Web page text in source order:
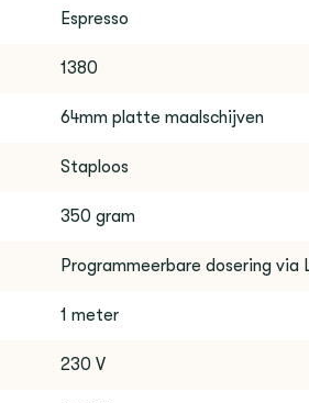
Espresso
1380
64mm platte maalschijven
Staploos
350 gram
Programmeerbare dosering via
1 meter
230 V